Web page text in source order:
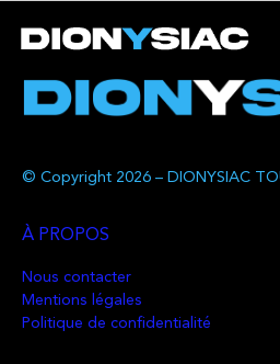
© Copyright 2026 – DIONYSIAC
À PROPOS
Nous contacter
Mentions légales
Politique de confidentialité